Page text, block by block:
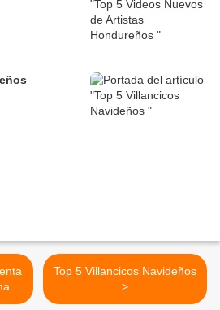
Top 5 Villancicos Navideños
>